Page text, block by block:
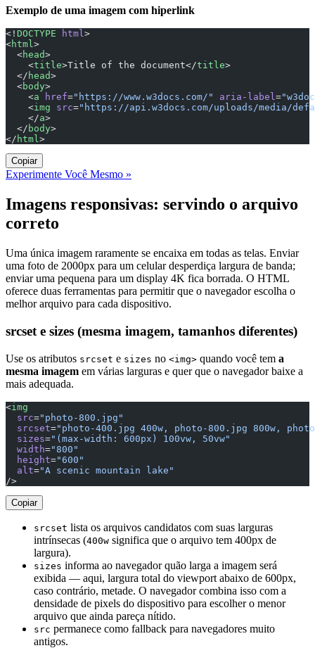
Exemplo de uma imagem com hiperlink
<! DOCTYPE html>
<html>
  <
head>
    <
title>Title of the document</title>
  </
head>
  <
body>
    <
a href="https://www.w3docs.com/" aria-label=
    <
img src="https://api.w3docs.com/uploads/media/
    </
a>
  </
body>
</ html>
Copiar
Experimente Você Mesmo »
Imagens responsivas: servindo o arquivo
correto
Uma única imagem raramente se encaixa em todas as telas. Enviar
uma foto de 2000px para um celular desperdiça largura de banda;
enviar uma pequena para um display 4K fica borrada. O HTML
oferece duas ferramentas para permitir que o navegador escolha o
melhor arquivo para cada dispositivo.
srcset e sizes (mesma imagem, tamanhos diferentes)
Use os atributos srcset e sizes no <img> quando você tem a
mesma imagem em várias larguras e quer que o navegador baixe a
mais adequada.
<img
  src
="photo-800.jpg"
  srcset
="photo-400.jpg 400w, photo-800.jpg 800w,
  sizes
="(max-width: 600px) 100vw, 50vw"
  width
="800"
  height
="600"
  alt
="A scenic mountain lake"
/>
Copiar
srcset lista os arquivos candidatos com suas larguras
intrínsecas (400w significa que o arquivo tem 400px de
largura).
sizes informa ao navegador quão larga a imagem será
exibida — aqui, largura total do viewport abaixo de 600px,
caso contrário, metade. O navegador combina isso com a
densidade de pixels do dispositivo para escolher o menor
arquivo que ainda pareça nítido.
src permanece como fallback para navegadores muito
antigos.